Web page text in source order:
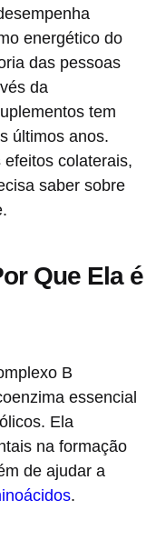
energético do
das pessoas
da
tem
últimos anos.
colaterais,
saber sobre
Que Ela é
B
essencial
Ela
na formação
de ajudar a
.